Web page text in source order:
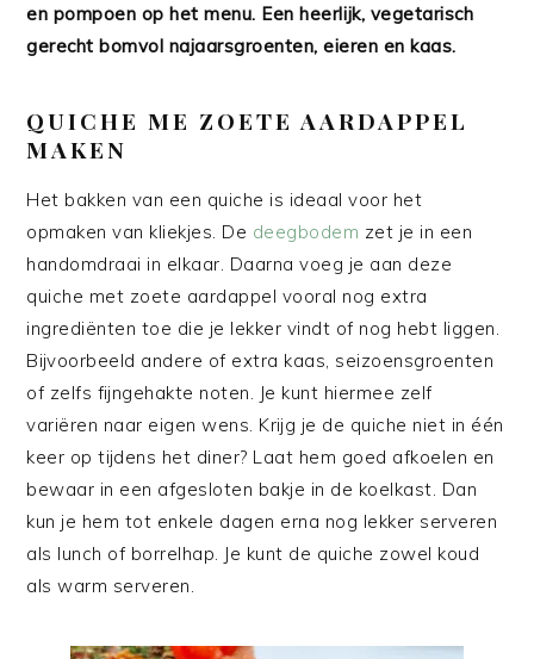
en pompoen op het menu. Een heerlijk, vegetarisch
gerecht bomvol najaarsgroenten, eieren en kaas.
QUICHE ME ZOETE AARDAPPEL
MAKEN
Het bakken van een quiche is ideaal voor het
opmaken van kliekjes. De deegbodem zet je in een
handomdraai in elkaar. Daarna voeg je aan deze
quiche met zoete aardappel vooral nog extra
ingrediënten toe die je lekker vindt of nog hebt liggen.
Bijvoorbeeld andere of extra kaas, seizoensgroenten
of zelfs fijngehakte noten. Je kunt hiermee zelf
variëren naar eigen wens. Krijg je de quiche niet in één
keer op tijdens het diner? Laat hem goed afkoelen en
bewaar in een afgesloten bakje in de koelkast. Dan
kun je hem tot enkele dagen erna nog lekker serveren
als lunch of borrelhap. Je kunt de quiche zowel koud
als warm serveren.